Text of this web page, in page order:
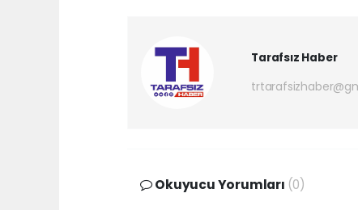
Tarafsız Haber
Okuyucu Yorumları (0)